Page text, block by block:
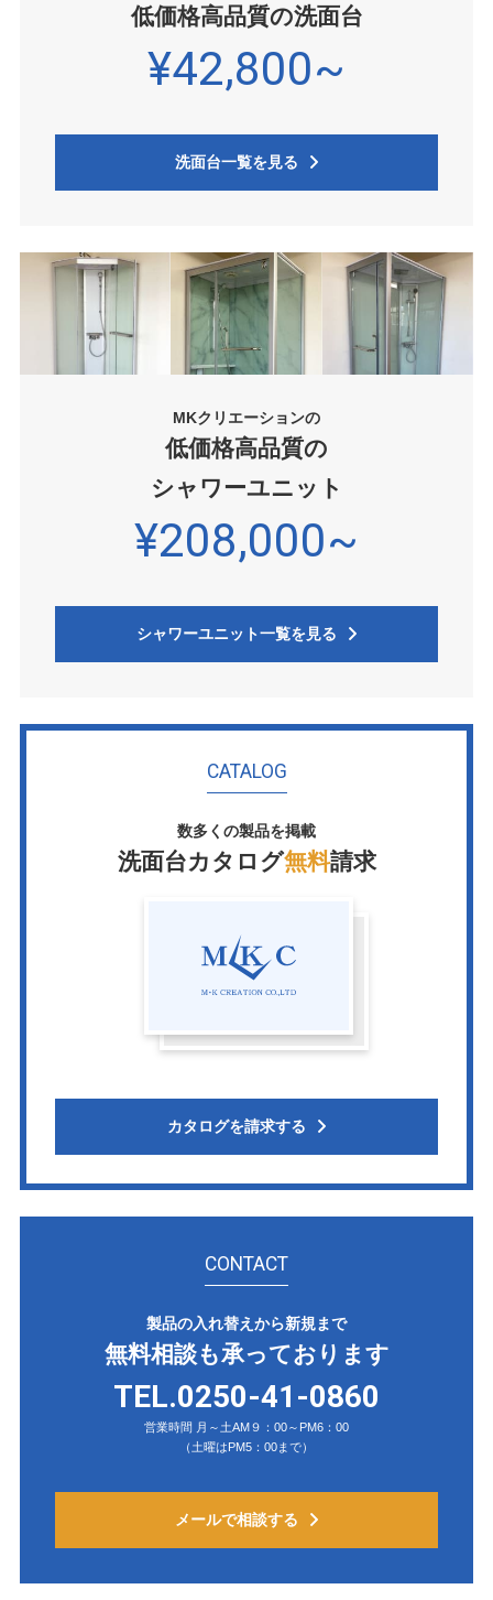
低価格高品質の洗面台
¥42,800~
洗面台一覧を見る
MKクリエーションの
低価格高品質の
シャワーユニット
¥208,000~
シャワーユニット一覧を見る
CATALOG
数多くの製品を掲載
洗面台カタログ無料請求
カタログを請求する
CONTACT
製品の入れ替えから新規まで
無料相談も承っております
TEL.0250-41-0860
営業時間 月～土AM９：00～PM6：00
（土曜はPM5：00まで）
メールで相談する